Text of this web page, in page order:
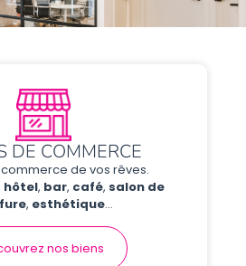
DE COMMERCE
de vos rêves.
hôtel, bar, café, salon de
, esthétique…
nos biens